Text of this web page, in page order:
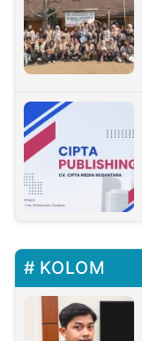
KOLOM